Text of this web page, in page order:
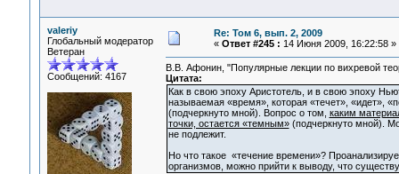
valeriy
Глобальный модератор
Ветеран
Сообщений: 4167
Re: Том 6, вып. 2, 2009
« Ответ #245 : 14 Июня 2009, 16:22:58 »
В.В. Афонин, "Популярные лекции по вихревой
Цитата:
Как в свою эпоху Аристотель, и в свою эпоху
называемая «время», которая «течет», «идет»,
(подчеркнуто мной). Вопрос о том, каким
точки, остается «темным»(подчеркнуто мной).
не подлежит.
Но что такое «течение времени»?
организмов, можно прийти к выводу, что